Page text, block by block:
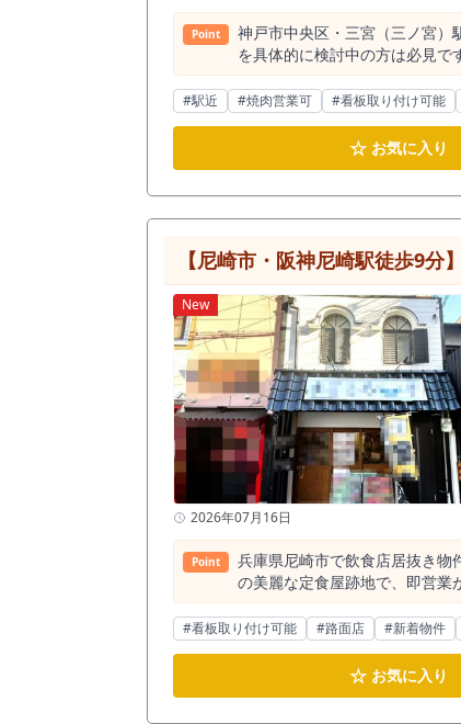
Point
神戸市中央区・三宮（三ノ宮
を具体的に検討中の方は必見です。 三宮駅（三ノ宮駅）徒歩2分。 神戸市中央区中山手通、生田新道沿いに位置する焼肉居抜き店舗
神戸三宮駅をはじめ、JR三ノ
各線合計で1日50万人以上が利用する兵庫県随一の集客エリアです。
170店舗と一定数存在しますが
客、インバウンド、地元常連層まで幅広い客層が見込めるエリ
り、焼肉店として営業を開始
認）。 立地は生田新道沿いの繁華街動線上。 一次会需要だけでなく、二次会・三次会需要も見込めるエリアです。周辺には居酒屋・バー・スナックが
密集し、夜間の回遊性が高い環境です。 神戸市中央区で「焼肉居抜き」「三宮駅近」「飲食店テナント」を条件に探
せん。 特に駅徒歩2分圏内という条件を加えると、流通物件は
する価値のある物件」といえるでしょう。 居抜き物件は現況優先となります。 設備状態・使用可否・条件面
い。 三宮駅徒歩2分×焼肉居抜き×小規模店舗。 条件が合う方にとっては、タイミングが重要になる可能性があります。 三宮エリアで焼肉居抜きを探し
ている方にとって、 「駅近×排煙設備済×11
まずは現地を確認してから判断されるケースが多い傾向です。 条件が合致
計画が進んでいる方にとっては、 「
ない動線・視認性・周辺客層の雰囲気は、実際に現地
断ください。
#駅近 #焼肉営業可 #看板取り付け可能
☆ お気に入り
【尼崎市・阪神尼崎駅徒歩9
New
2026年07月16日
Point
兵庫県尼崎市で飲食店居抜き
の美麗な定食屋跡地で、即営業が
に】兵庫県尼崎市で、状態の
リアで、回転率の高いお店を
ました。 場所は、兵庫県内でも屈指の乗降客数を誇る「阪神尼崎駅」から徒歩9分。 人通りの多い1階路面店です。前テナント様は定食屋として営業さ
れていましたが、このたび「
可能な充実した設備が残されており、コスト
#看板取り付け可能 #路面店 #新着物件
☆ お気に入り